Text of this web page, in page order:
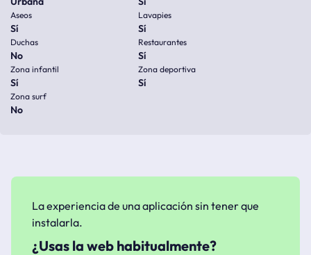
Aseos
Sí
Lavapies
Sí
Duchas
No
Restaurantes
Sí
Zona infantil
Sí
Zona deportiva
Sí
Zona surf
No
La experiencia de una aplicación sin tener que
instalarla.
¿Usas la web habitualmente?